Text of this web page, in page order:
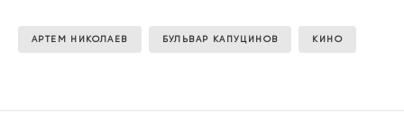
АРТЕМ НИКОЛАЕВ БУЛЬВАР КАПУЦИНОВ КИНО